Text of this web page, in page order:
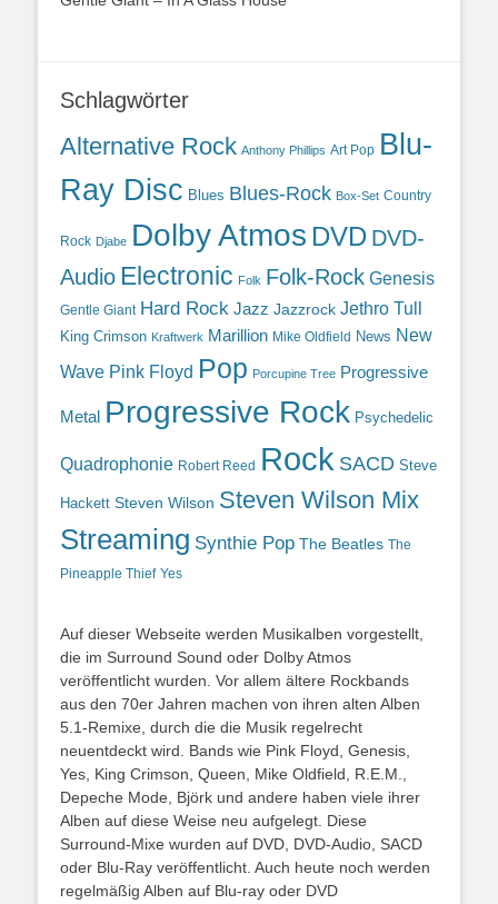
Schlagwörter
Alternative Rock Anthony Phillips Art Pop Blu-
Ray Disc Blues Blues-Rock Box-Set Country
Rock Djabe Dolby Atmos DVD DVD-
Audio Electronic Folk Folk-Rock Genesis
Gentle Giant Hard Rock Jazz Jazzrock Jethro Tull
King Crimson Kraftwerk Marillion Mike Oldfield News New
Wave Pink Floyd Pop Porcupine Tree Progressive
Metal Progressive Rock Psychedelic
Quadrophonie Robert Reed Rock SACD Steve
Hackett Steven Wilson Steven Wilson Mix
Streaming Synthie Pop The Beatles The
Pineapple Thief Yes
Auf dieser Webseite werden Musikalben vorgestellt,
die im Surround Sound oder Dolby Atmos
veröffentlicht wurden. Vor allem ältere Rockbands
aus den 70er Jahren machen von ihren alten Alben
5.1-Remixe, durch die die Musik regelrecht
neuentdeckt wird. Bands wie Pink Floyd, Genesis,
Yes, King Crimson, Queen, Mike Oldfield, R.E.M.,
Depeche Mode, Björk und andere haben viele ihrer
Alben auf diese Weise neu aufgelegt. Diese
Surround-Mixe wurden auf DVD, DVD-Audio, SACD
oder Blu-Ray veröffentlicht. Auch heute noch werden
regelmäßig Alben auf Blu-ray oder DVD